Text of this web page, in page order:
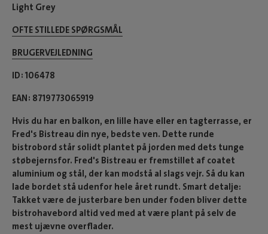
Light Grey
OFTE STILLEDE SPØRGSMÅL
BRUGERVEJLEDNING
ID 106478
EAN 8719773065919
Hvis du har en balkon, en lille have eller en tagterrasse, er
Fred's Bistreau din nye, bedste ven. Dette runde
bistrobord står solidt plantet på jorden med dets tunge
støbejernsfor. Fred's Bistreau er fremstillet af coatet
aluminium og stål, der kan modstå al slags vejr. Så du kan
lade bordet stå udenfor hele året rundt. Smart detalje:
Takket være de justerbare ben under foden bliver dette
bistrohavebord altid ved med at være plant på selv de
mest ujævne overflader.